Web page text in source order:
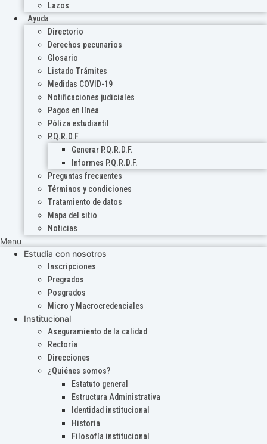
Lazos
Ayuda
Directorio
Derechos pecunarios
Glosario
Listado Trámites
Medidas COVID-19
Notificaciones judiciales
Pagos en línea
Póliza estudiantil
P.Q.R.D.F
Generar P.Q.R.D.F.
Informes P.Q.R.D.F.
Preguntas frecuentes
Términos y condiciones
Tratamiento de datos
Mapa del sitio
Noticias
Menu
Estudia con nosotros
Inscripciones
Pregrados
Posgrados
Micro y Macrocredenciales
Institucional
Aseguramiento de la calidad
Rectoría
Direcciones
¿Quiénes somos?
Estatuto general
Estructura Administrativa
Identidad institucional
Historia
Filosofía institucional